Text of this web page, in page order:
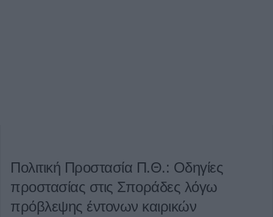
Πολιτική Προστασία Π.Θ.: Οδηγίες
προστασίας στις Σποράδες λόγω
πρόβλεψης έντονων καιρικών